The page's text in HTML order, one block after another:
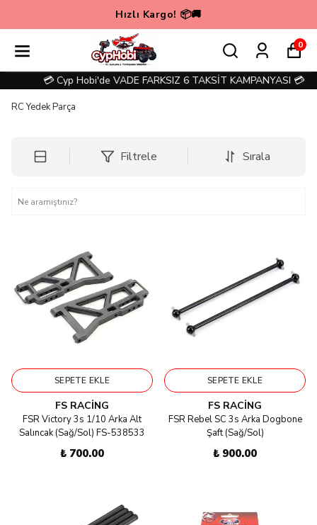
Hızlı Kargo! 📦🚚
0
💳 Cyp Hobi'de VADE FARKSIZ 6 TAKSİT KAMPANYASI 💳
RC Yedek Parça
Filtrele Sırala
SEPETE EKLE
FS RACING
FSR Victory 3s 1/10 Arka Alt
Salıncak (Sağ/Sol) FS-538533
₺ 700.00
SEPETE EKLE
FS RACING
FSR Rebel SC 3s Arka Dogbone
Şaft (Sağ/Sol)
₺ 900.00